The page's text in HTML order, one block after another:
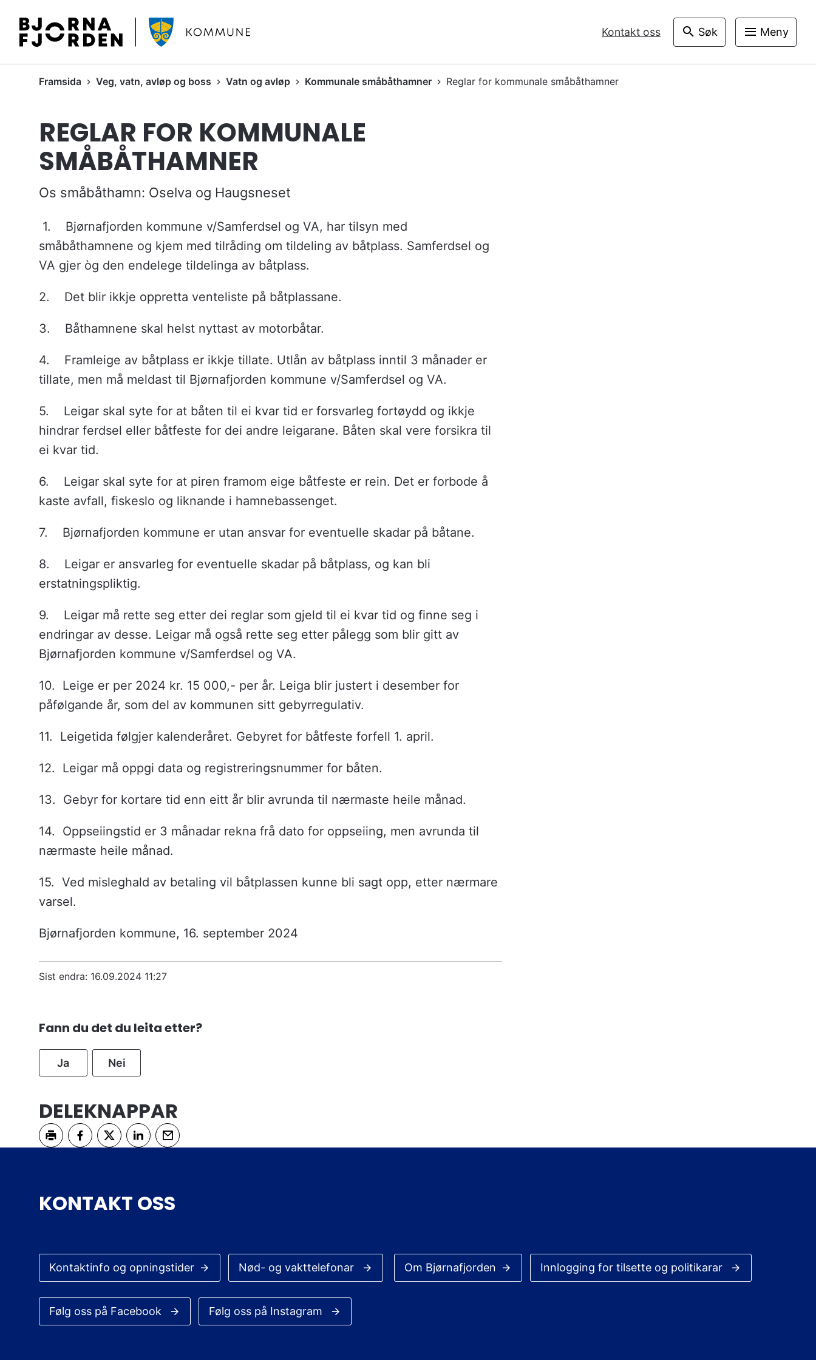
B
Kontakt oss Søk
V
I
S
Meny
D
r
h
e
r
:
Framsida Veg, vatn, avløp og boss Vatn og avløp Kommunale småbåthamner Reglar for kommunale småbåthamner
REGLAR FOR KOMMUNALE
SMÅBÅTHAMNER
Os småbåthamn: Oselva og Haugsneset
1. Bjørnafjorden kommune v/Samferdsel og VA, har tilsyn med
småbåthamnene og kjem med tilråding om tildeling av båtplass. Samferdsel og
VA gjer òg den endelege tildelinga av båtplass.
2. Det blir ikkje oppretta venteliste på båtplassane.
3. Båthamnene skal helst nyttast av motorbåtar.
4. Framleige av båtplass er ikkje tillate. Utlån av båtplass inntil 3 månader er
tillate, men må meldast til Bjørnafjorden kommune v/Samferdsel og VA.
5. Leigar skal syte for at båten til ei kvar tid er forsvarleg fortøydd og ikkje
hindrar ferdsel eller båtfeste for dei andre leigarane. Båten skal vere forsikra til
ei kvar tid.
6. Leigar skal syte for at piren framom eige båtfeste er rein. Det er forbode å
kaste avfall, fiskeslo og liknande i hamnebassenget.
7. Bjørnafjorden kommune er utan ansvar for eventuelle skadar på båtane.
8. Leigar er ansvarleg for eventuelle skadar på båtplass, og kan bli
erstatningspliktig.
9. Leigar må rette seg etter dei reglar som gjeld til ei kvar tid og finne seg i
endringar av desse. Leigar må også rette seg etter pålegg som blir gitt av
Bjørnafjorden kommune v/Samferdsel og VA.
10. Leige er per 2024 kr. 15 000,- per år. Leiga blir justert i desember for
påfølgande år, som del av kommunen sitt gebyrregulativ.
11. Leigetida følgjer kalenderåret. Gebyret for båtfeste forfell 1. april.
12. Leigar må oppgi data og registreringsnummer for båten.
13. Gebyr for kortare tid enn eitt år blir avrunda til nærmaste heile månad.
14. Oppseiingstid er 3 månadar rekna frå dato for oppseiing, men avrunda til
nærmaste heile månad.
15. Ved misleghald av betaling vil båtplassen kunne bli sagt opp, etter nærmare
varsel.
Bjørnafjorden kommune, 16. september 2024
Sist endra 16.09.2024 11:27
Fann du det du leita etter?
Ja Nei
DELEKNAPPAR
KONTAKT OSS
Kontaktinfo og opningstider Nød- og vakttelefonar Om Bjørnafjorden Innlogging for tilsette og politikarar
Følg oss på Facebook Følg oss på Instagram